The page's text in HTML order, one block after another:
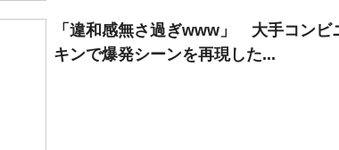
「違和感無さ過ぎwww」 大手コンビ
キンで爆発シーンを再現した...